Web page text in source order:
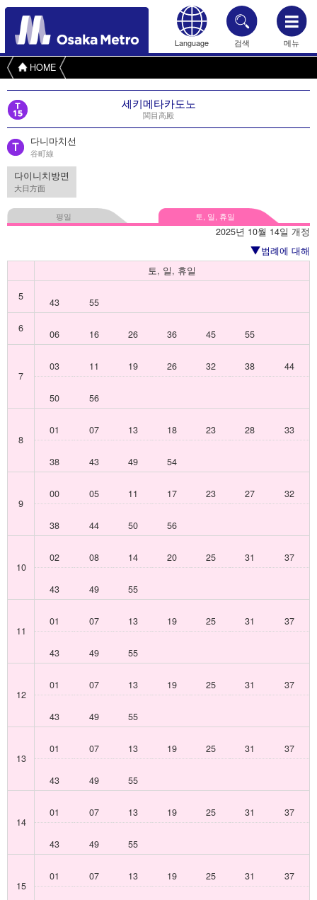
Language 검색 메뉴
HOME
세키메타카도노
関目高殿
다니마치선
谷町線
다이니치방면
大日方面
평일 토, 일, 휴일
2025년 10월 14일 개정
범례에 대해
토, 일, 휴일
5
43
55
6
06 16 26 36 45 55
7
03 11 19 26 32 38 44
50 56
8
01 07 13 18 23 28 33
38 43 49 54
9
00 05 11 17 23 27 32
38 44 50 56
10
02 08 14 20 25 31 37
43 49 55
11
01 07 13 19 25 31 37
43 49 55
12
01 07 13 19 25 31 37
43 49 55
13
01 07 13 19 25 31 37
43 49 55
14
01 07 13 19 25 31 37
43 49 55
15
01 07 13 19 25 31 37